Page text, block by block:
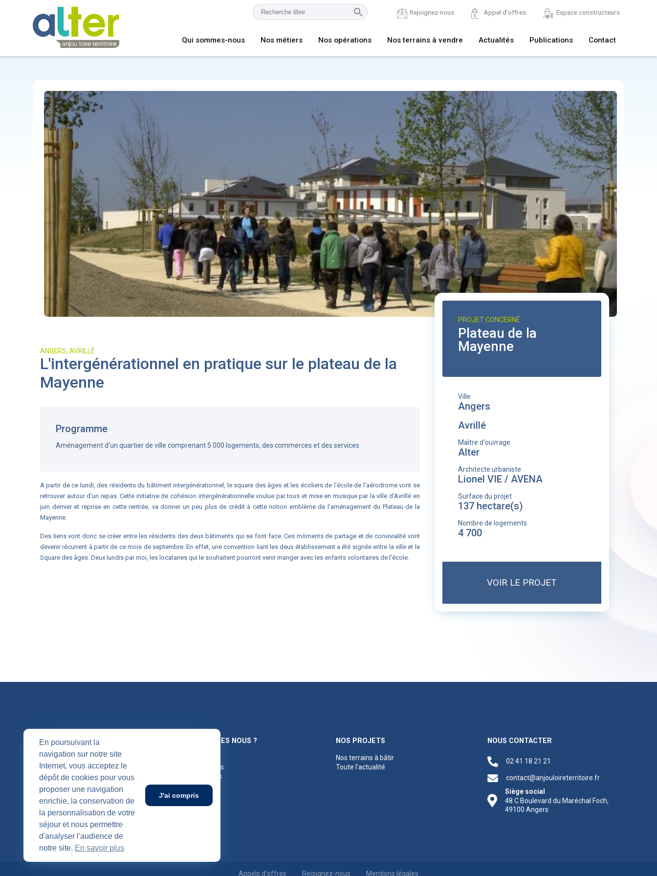
En poursuivant la
navigation sur notre site
Internet, vous acceptez le
dépôt de cookies pour vous
proposer une navigation
enrichie, la conservation de
la personnalisation de votre
séjour et nous permettre
d'analyser l'audience de
notre site. En savoir plus
J'ai compris
Rejoignez-nous Appel d'offres Espace constructeurs
Qui sommes-nous Nos métiers Nos opérations Nos terrains à vendre Actualités Publications Contact
ANGERS, AVRILLÉ
L'intergénérationnel en pratique sur le plateau de la
Mayenne
Programme
Aménagement d'un quartier de ville comprenant 5 000 logements, des commerces et des services
A partir de ce lundi, des résidents du bâtiment intergénérationnel, le square des âges et les écoliers de l'école de l'aérodrome vont se
retrouver autour d'un repas. Cette initiative de cohésion intergénérationnelle voulue par tous et mise en musique par la ville d'Avrillé en
juin dernier et reprise en cette rentrée, va donner un peu plus de crédit à cette notion emblème de l'aménagement du Plateau de la
Mayenne.
Des liens vont donc se créer entre les résidents desdeux bâtiments qui se font face. Ces môments de partage et de convivialité vont
devenir récurrent à partir de ce mois de septembre. En effet, une convention liant les deux établissement a été signée entre la ville et le
Square des âges. Deux lundis par moi, les locataires qui le souhaitent pourront venir manger avec les enfants volontaires de l'école.
PROJET CONCERNÉ
Plateau de la
Mayenne
Ville
Angers
Avrillé
Maître d'ouvrage
Alter
Architecte urbaniste
Lionel VIE / AVENA
Surface du projet
137 hectare(s)
Nombre de logements
4 700
VOIR LE PROJET
SUIVEZ-NOUS
QUI SOMMES NOUS ?
Nos agences
Publications
NOS PROJETS
Nos terrains à bâtir
Toute l'actualité
NOUS CONTACTER
02 41 18 21 21
contact@anjouloireterritoire.fr
Siège social
48 C Boulevard du Maréchal Foch,
49100 Angers
Appels d'offres Rejoignez-nous Mentions légales